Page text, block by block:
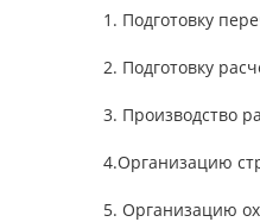
1. Подготовку
2. Подготовку
3. Производство
4.Организацию
5. Организацию